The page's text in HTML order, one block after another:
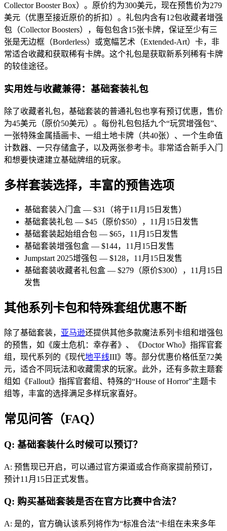
Collector Booster Box）。原价约为300美元，现在预售价为279
美元（优惠至接近原价的折扣）。礼包内含有12包收藏者增强
包（Collector Boosters），每包包含15张卡牌，保证至少有三
张是无边框（Borderless）或宽幅艺术（Extended-Art）卡，非
常适合收藏和获取稀有卡牌。这个礼包是获取新系列稀有卡牌
的较佳途径。
实用姓与收藏兼得：基础套装礼包
除了收藏者礼包，基础套装的普通礼包也享有预订优惠，售价
为45美元（原价50美元）。每份礼包包括九个“玩赏增强包”、
一张特殊金属插画卡、一组土地卡牌（共40张）、一个生命值
计数器、一只存储盒子，以及两张参考卡。非常适合新手入门
和想要快速建立基础牌组的玩家。
多样套装选择，丰富的预售选项
基础套装入门盒 — $31（将于11月15日发售）
基础套装礼包 — $45（原价$50），11月15日发售
基础套装起始组合包 — $65，11月15日发售
基础套装增强包盒 — $144，11月15日发售
Jumpstart 2025增强包 — $128，11月15日发售
基础套装收藏者礼包盒 — $279（原价$300），11月15日
发售
其他系列卡包和特殊套组优惠不断
除了基础套装， 亚马逊还提供其他多款魔法系列卡组和增强包
的预售，如《废土危机：幸存者》、《Doctor Who》指挥官套
组，现代系列的《现代地平线III》等。部分优惠价格低至72美
元，适合不同玩法和收藏需求的玩家。此外，还有多款主题套
组如《Fallout》指挥官套组、特殊的“House of Horror”主题卡
组等，丰富的选择满足多样玩家喜好。
常见问答（FAQ）
Q: 基础套装什么时候可以预订？
A: 预售现已开启，可以通过官方渠道或合作商家提前预订，
预计11月15日正式发售。
Q: 购买基础套装是否在官方比赛中合法？
A: 是的，官方确认该系列将作为“标准合法”卡组在未来多年